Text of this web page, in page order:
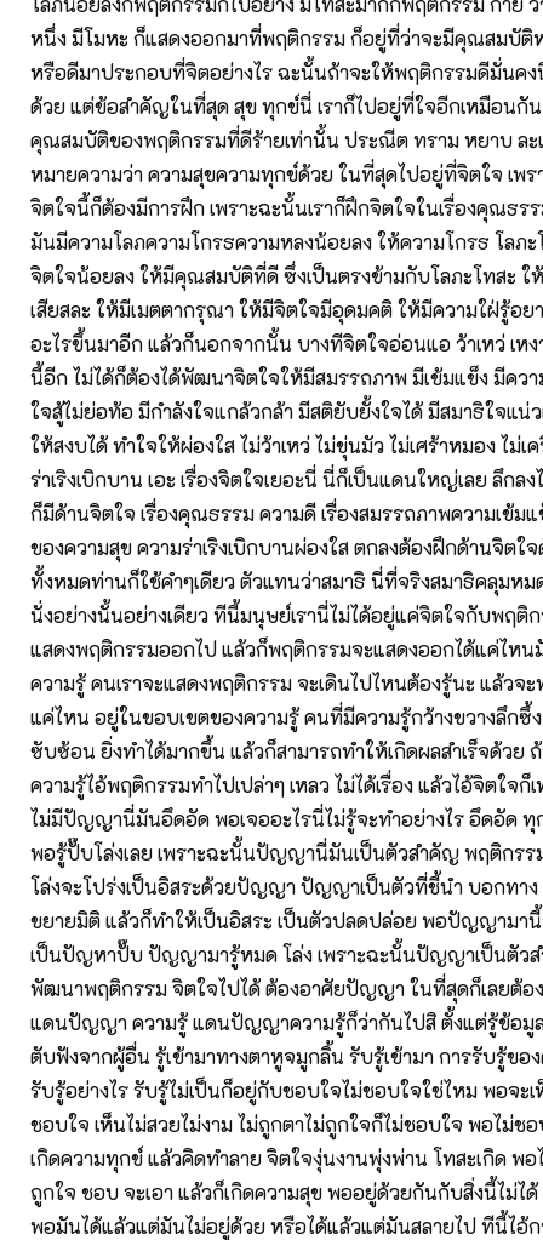
หนึ่ง มีโมหะ ก็แสดงออกมาที่พฤติกรรม ก็อยู่ที่ว่าจะมีคุณสมบัติ
หรือดีมาประกอบที่จิตอย่างไร ฉะนั้นถ้าจะให้พฤติกรรมดีมั่นค
ด้วย แต่ข้อสำคัญในที่สุด สุข ทุกข์นี่ เราก็ไปอยู่ที่ใจอีกเหมือนกัน
คุณสมบัติของพฤติกรรมที่ดีร้ายเท่านั้น ประณีต ทราม หยาบ ละ
หมายความว่า ความสุขความทุกข์ด้วย ในที่สุดไปอยู่ที่จิตใจ เพ
จิตใจนี้ก็ต้องมีการฝึก เพราะฉะนั้นเราก็ฝึกจิตใจในเรื่องคุณธร
มันมีความโลภความโกรธความหลงน้อยลง ให้ความโกรธ โลภ
จิตใจน้อยลง ให้มีคุณสมบัติที่ดี ซึ่งเป็นตรงข้ามกับโลภะโทสะ ใ
เสียสละ ให้มีเมตตากรุณา ให้มีจิตใจมีอุดมคติ ให้มีความใฝ่รู้อย
อะไรขึ้นมาอีก แล้วก็นอกจากนั้น บางทีจิตใจอ่อนแอ ว้าเหว่ เหง
นี้อีก ไม่ได้ก็ต้องได้พัฒนาจิตใจให้มีสมรรถภาพ มีเข้มแข็ง มีควา
ใจสู้ไม่ย่อท้อ มีกำลังใจแกล้วกล้า มีสติยับยั้งใจได้ มีสมาธิใจแน่
ให้สงบได้ ทำใจให้ผ่องใส ไม่ว้าเหว่ ไม่ขุ่นมัว ไม่เศร้าหมอง ไม่
ร่าเริงเบิกบาน เอะ เรื่องจิตใจเยอะนี่ นี่ก็เป็นแดนใหญ่เลย ลึกล
ก็มีด้านจิตใจ เรื่องคุณธรรม ความดี เรื่องสมรรถภาพความเข้มแ
ของความสุข ความร่าเริงเบิกบานผ่องใส ตกลงต้องฝึกด้านจิตใ
ทั้งหมดท่านก็ใช้คำๆเดียว ตัวแทนว่าสมาธิ นี่ที่จริงสมาธิคลุมหม
นั่งอย่างนั้นอย่างเดียว ทีนี้มนุษย์เรานี่ไม่ได้อยู่แค่จิตใจกับพฤติ
แสดงพฤติกรรมออกไป แล้วก็พฤติกรรมจะแสดงออกได้แค่ไห
ความรู้ คนเราจะแสดงพฤติกรรม จะเดินไปไหนต้องรู้นะ แล้วจ
แค่ไหน อยู่ในขอบเขตของความรู้ คนที่มีความรู้กว้างขวางลึกซึ้
ซับซ้อน ยิ่งทำได้มากขึ้น แล้วก็สามารถทำให้เกิดผลสำเร็จด้วย
ความรู้ไอ้พฤติกรรมทำไปเปล่าๆ เหลว ไม่ได้เรื่อง แล้วไอ้จิตใจ
ไม่มีปัญญานี่มันอึดอัด พอเจออะไรนี่ไม่รู้จะทำอย่างไร อึดอัด ทุ
พอรู้ปั๊บโล่งเลย เพราะฉะนั้นปัญญานี่มันเป็นตัวสำคัญ พฤติกรร
โล่งจะโปร่งเป็นอิสระด้วยปัญญา ปัญญาเป็นตัวที่ชี้นำ บอกทาง
ขยายมิติ แล้วก็ทำให้เป็นอิสระ เป็นตัวปลดปล่อย พอปัญญามา
เป็นปัญหาปั๊บ ปัญญามารู้หมด โล่ง เพราะฉะนั้นปัญญาเป็นตัว
พัฒนาพฤติกรรม จิตใจไปได้ ต้องอาศัยปัญญา ในที่สุดก็เลยต้
แดนปัญญา ความรู้ แดนปัญญาความรู้ก็ว่ากันไปสิ ตั้งแต่รู้ข้อมู
ตับฟังจากผู้อื่น รู้เข้ามาทางตาหูจมูกลิ้น รับรู้เข้ามา การรับรู้ข
รับรู้อย่างไร รับรู้ไม่เป็นก็อยู่กับชอบใจไม่ชอบใจใช่ไหม พอจะ
ชอบใจ เห็นไม่สวยไม่งาม ไม่ถูกตาไม่ถูกใจก็ไม่ชอบใจ พอไม่ช
เกิดความทุกข์ แล้วคิดทำลาย จิตใจงุ่นงานพุ่งพ่าน โทสะเกิด พอ
ถูกใจ ชอบ จะเอา แล้วก็เกิดความสุข พออยู่ด้วยกันกับสิ่งนี้ไม่ไ
พอมันได้แล้วแต่มันไม่อยู่ด้วย หรือได้แล้วแต่มันสลายไป ทีนี้ไอ้